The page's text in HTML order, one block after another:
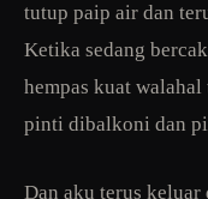
tutup paip air dan
Ketika sedang
hempas kuat
pinti dibalkoni dan
Dan aku terus